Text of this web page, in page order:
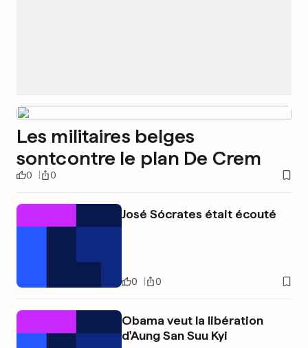
Les militaires belges
sontcontre le plan De Crem
0 0
José Sócrates était écouté
0 0
Obama veut la libération
d'Aung San Suu Kyi